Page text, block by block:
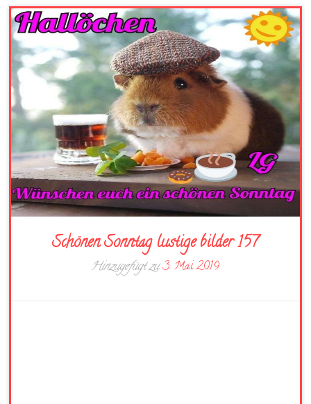
Schönen Sonntag lustige bilder 157
Hinzugefügt zu3. Mai 2019